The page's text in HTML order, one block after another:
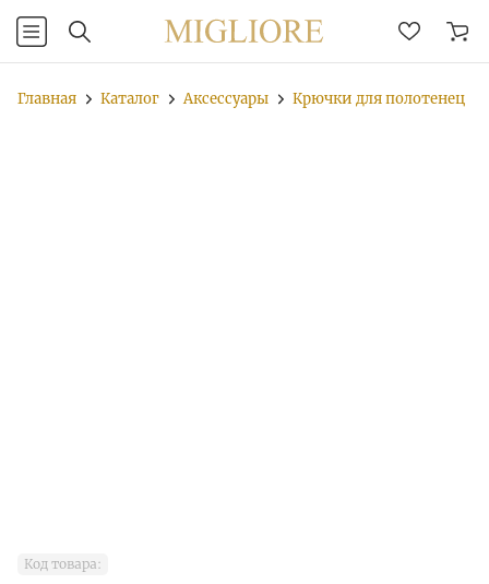
Главная Каталог Аксессуары Крючки для полотенец
Код товара: